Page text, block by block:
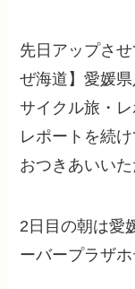
先日アップさ
ぜ海道】愛媛
サイクル旅・
レポートを続
おつきあいい
2日目の朝は愛
ーバープラザ